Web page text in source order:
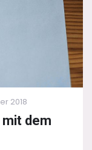
2018
mit dem